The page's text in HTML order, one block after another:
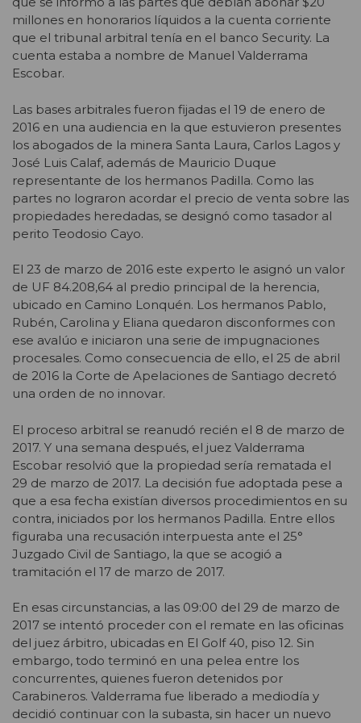
millones en honorarios líquidos a la cuenta corriente
que el tribunal arbitral tenía en el banco Security. La
cuenta estaba a nombre de Manuel Valderrama
Escobar.
Las bases arbitrales fueron fijadas el 19 de enero de
2016 en una audiencia en la que estuvieron presentes
los abogados de la minera Santa Laura, Carlos Lagos y
José Luis Calaf, además de Mauricio Duque
representante de los hermanos Padilla. Como las
partes no lograron acordar el precio de venta sobre las
propiedades heredadas, se designó como tasador al
perito Teodosio Cayo.
El 23 de marzo de 2016 este experto le asignó un valor
de UF 84.208,64 al predio principal de la herencia,
ubicado en Camino Lonquén. Los hermanos Pablo,
Rubén, Carolina y Eliana quedaron disconformes con
ese avalúo e iniciaron una serie de impugnaciones
procesales. Como consecuencia de ello, el 25 de abril
de 2016 la Corte de Apelaciones de Santiago decretó
una orden de no innovar.
El proceso arbitral se reanudó recién el 8 de marzo de
2017. Y una semana después, el juez Valderrama
Escobar resolvió que la propiedad sería rematada el
29 de marzo de 2017. La decisión fue adoptada pese a
que a esa fecha existían diversos procedimientos en su
contra, iniciados por los hermanos Padilla. Entre ellos
figuraba una recusación interpuesta ante el 25°
Juzgado Civil de Santiago, la que se acogió a
tramitación el 17 de marzo de 2017.
En esas circunstancias, a las 09:00 del 29 de marzo de
2017 se intentó proceder con el remate en las oficinas
del juez árbitro, ubicadas en El Golf 40, piso 12. Sin
embargo, todo terminó en una pelea entre los
concurrentes, quienes fueron detenidos por
Carabineros. Valderrama fue liberado a mediodía y
decidió continuar con la subasta, sin hacer un nuevo